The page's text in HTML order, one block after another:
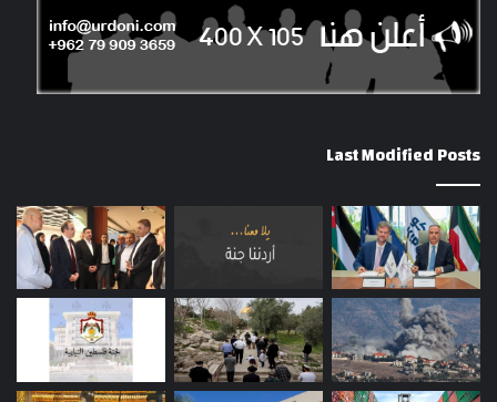
Last Modified Posts